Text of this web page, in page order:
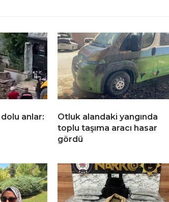
anlar:
Otluk alandaki yangında
toplu taşıma aracı hasar
gördü